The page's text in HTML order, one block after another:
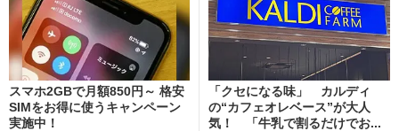
スマホ2GBで月額850円～ 格安
SIMをお得に使うキャンペーン
実施中！
「クセになる味」 カルディ
の“カフェオレベース”が大人
気！ 「牛乳で割るだけでお...